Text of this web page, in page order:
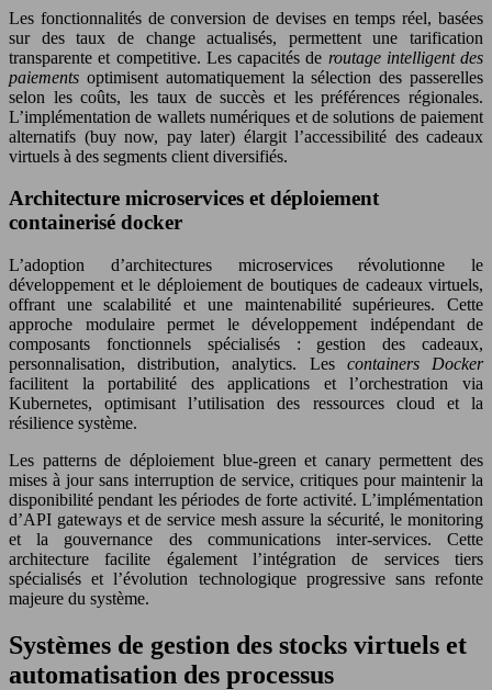
Les fonctionnalités de conversion de devises en temps réel, basées
sur des taux de change actualisés, permettent une tarification
transparente et competitive. Les capacités de routage intelligent des
paiements optimisent automatiquement la sélection des passerelles
selon les coûts, les taux de succès et les préférences régionales.
L’implémentation de wallets numériques et de solutions de paiement
alternatifs (buy now, pay later) élargit l’accessibilité des cadeaux
virtuels à des segments client diversifiés.
Architecture microservices et déploiement
containerisé docker
L’adoption d’architectures microservices révolutionne le
développement et le déploiement de boutiques de cadeaux virtuels,
offrant une scalabilité et une maintenabilité supérieures. Cette
approche modulaire permet le développement indépendant de
composants fonctionnels spécialisés : gestion des cadeaux,
personnalisation, distribution, analytics. Les containers Docker
facilitent la portabilité des applications et l’orchestration via
Kubernetes, optimisant l’utilisation des ressources cloud et la
résilience système.
Les patterns de déploiement blue-green et canary permettent des
mises à jour sans interruption de service, critiques pour maintenir la
disponibilité pendant les périodes de forte activité. L’implémentation
d’API gateways et de service mesh assure la sécurité, le monitoring
et la gouvernance des communications inter-services. Cette
architecture facilite également l’intégration de services tiers
spécialisés et l’évolution technologique progressive sans refonte
majeure du système.
Systèmes de gestion des stocks virtuels et
automatisation des processus